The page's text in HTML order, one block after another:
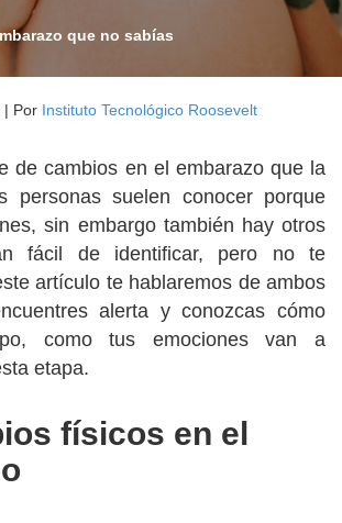
que no sabías
| Por Instituto Tecnológico Roosevelt
de cambios en el embarazo que la
personas suelen conocer porque
sin embargo también hay otros
fácil de identificar, pero no te
artículo te hablaremos de ambos
alerta y conozcas cómo
como tus emociones van a
etapa.
físicos en el